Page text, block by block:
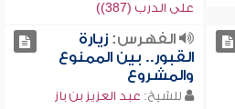
على الدرب (387))
الفهرس:زيارة
القبور.. بين الممنوع
والمشروع
للشيخ: عبد العزيز بن باز